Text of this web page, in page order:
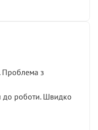
Проблема з
до роботи. Швидко